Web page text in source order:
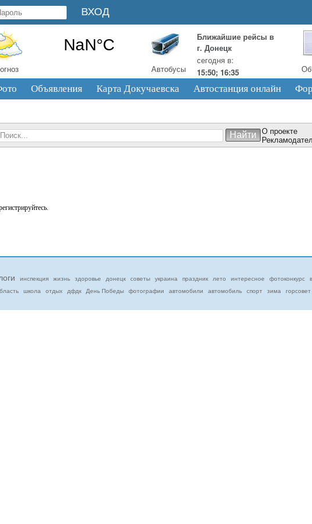
Автобусы
Ближайшие рейсы в
г. Донецк
сегодня в:
15:50; 16:35
Объявления Карта Докучаевска Автостанция онлайн
О проекте
инспекция жизнь здоровье донецк советы украина праздник лето интересное фотоконкурс
школа отдых дфдк День Победы фотографии автомобили автомобиль спорт зима горсовет